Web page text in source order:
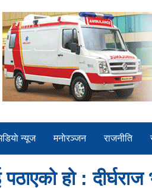
न्यूज मनाेरञ्जन राजनीति
पठाएको हो : दीर्घराज